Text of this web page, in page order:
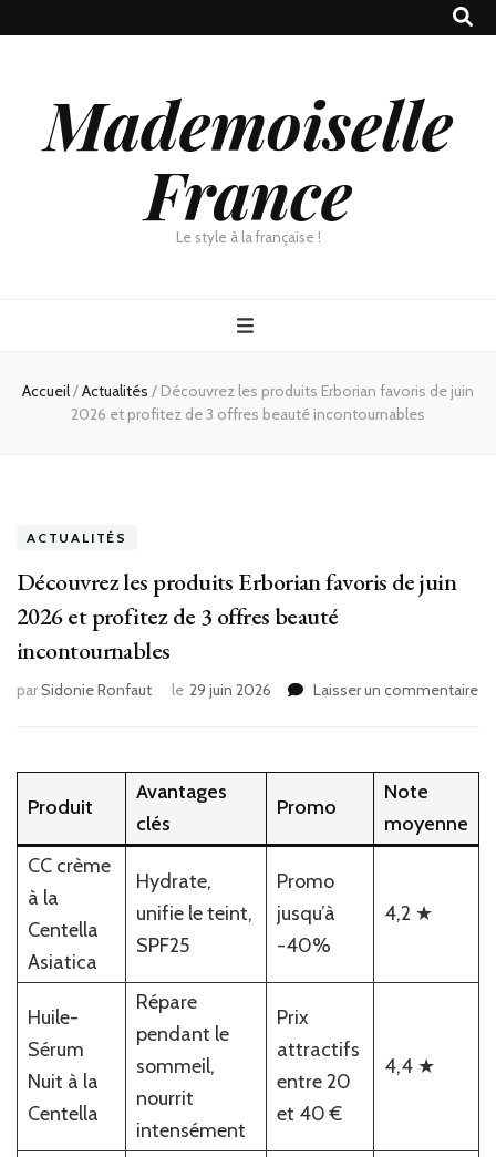
Mademoiselle
France
Le style à la française !
Accueil/Actualités / Découvrez les produits Erborian favoris de juin
2026 et profitez de 3 offres beauté incontournables
ACTUALITÉS
Découvrez les produits Erborian favoris de juin
2026 et profitez de 3 offres beauté
incontournables
parSidonie Ronfaut le 29 juin 2026 Laisser un commentairesur
Produit
Avantages
clés
Promo
Note
moyenne
CC crème
à la
Centella
Asiatica
Hydrate,
unifie le teint,
SPF25
Promo
jusqu’à
-40%
4,2 ★
Huile-
Sérum
Nuit à la
Centella
Répare
pendant le
sommeil,
nourrit
intensément
Prix
attractifs
entre 20
et 40 €
4,4 ★